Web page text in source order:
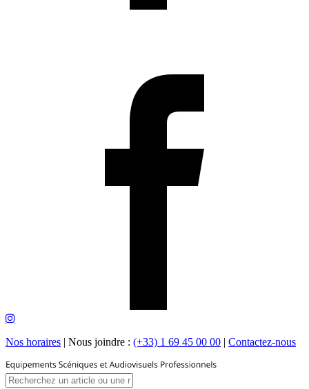
Nos horaires | Nous joindre : (+33) 1 69 45 00 00 | Contactez-nous